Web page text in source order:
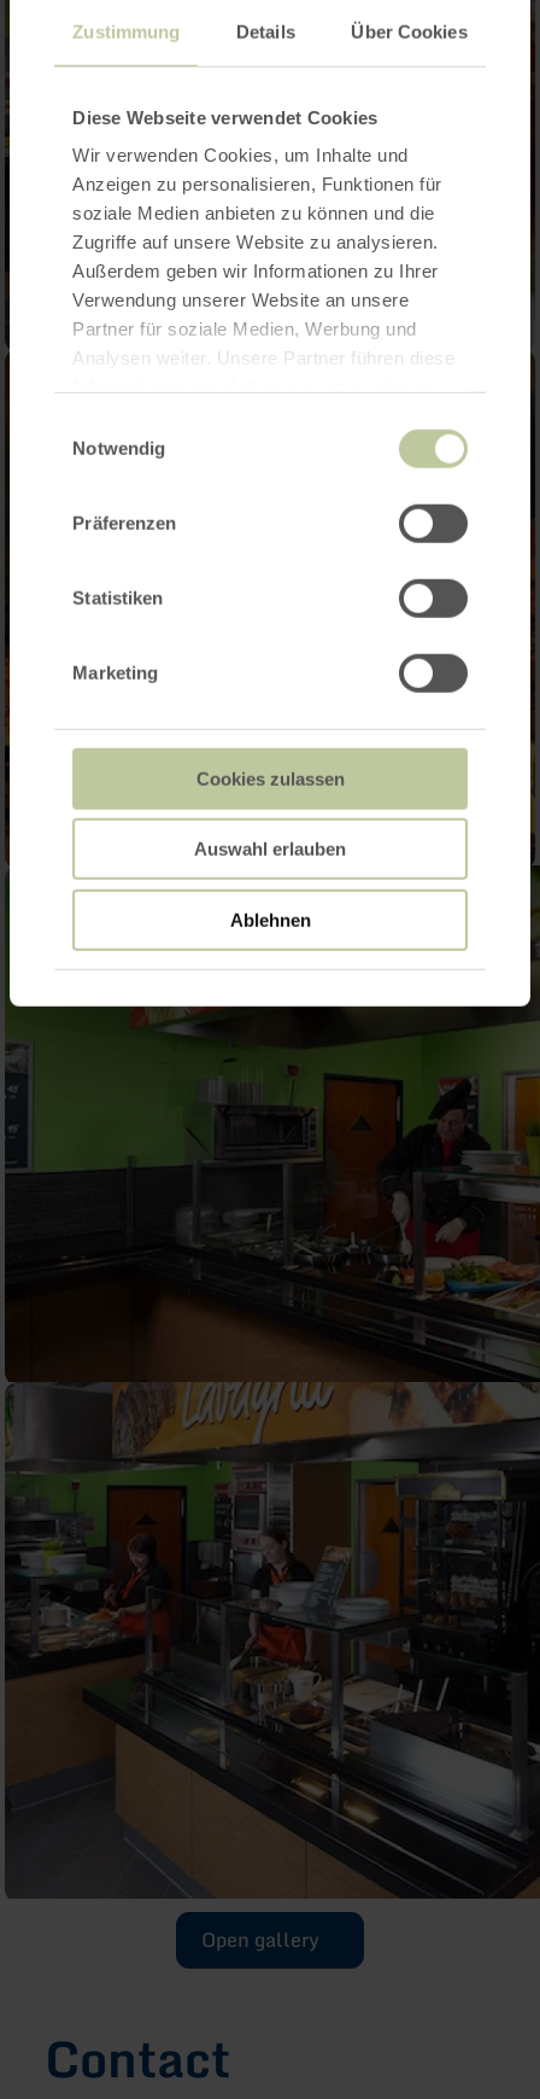
Zustimmung Details Über Cookies
Diese Webseite verwendet Cookies
Wir verwenden Cookies, um Inhalte und
Anzeigen zu personalisieren, Funktionen für
soziale Medien anbieten zu können und die
Zugriffe auf unsere Website zu analysieren.
Außerdem geben wir Informationen zu Ihrer
Verwendung unserer Website an unsere
Partner für soziale Medien, Werbung und
Analysen weiter. Unsere Partner führen diese
haben oder die sie im Rahmen Ihrer Nutzung
Notwendig
Präferenzen
Statistiken
Marketing
Cookies zulassen
Auswahl erlauben
Ablehnen
Open gallery
Contact